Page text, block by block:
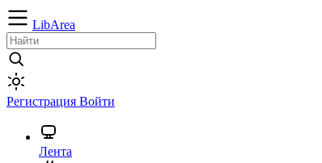
LibArea
Регистрация Войти
Лента